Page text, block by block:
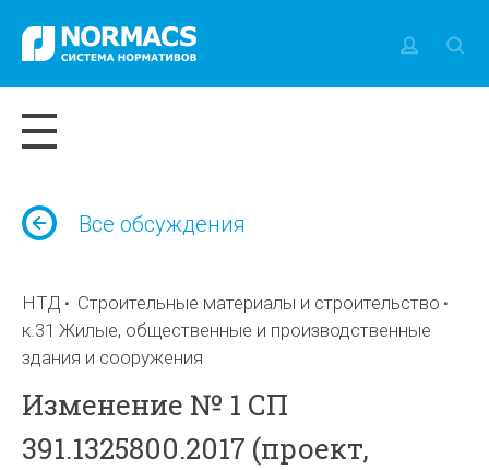
Все обсуждения
НТД
Строительные материалы и строительство
к.31 Жилые, общественные и производственные
здания и сооружения
Изменение № 1 СП
391.1325800.2017 (проект,